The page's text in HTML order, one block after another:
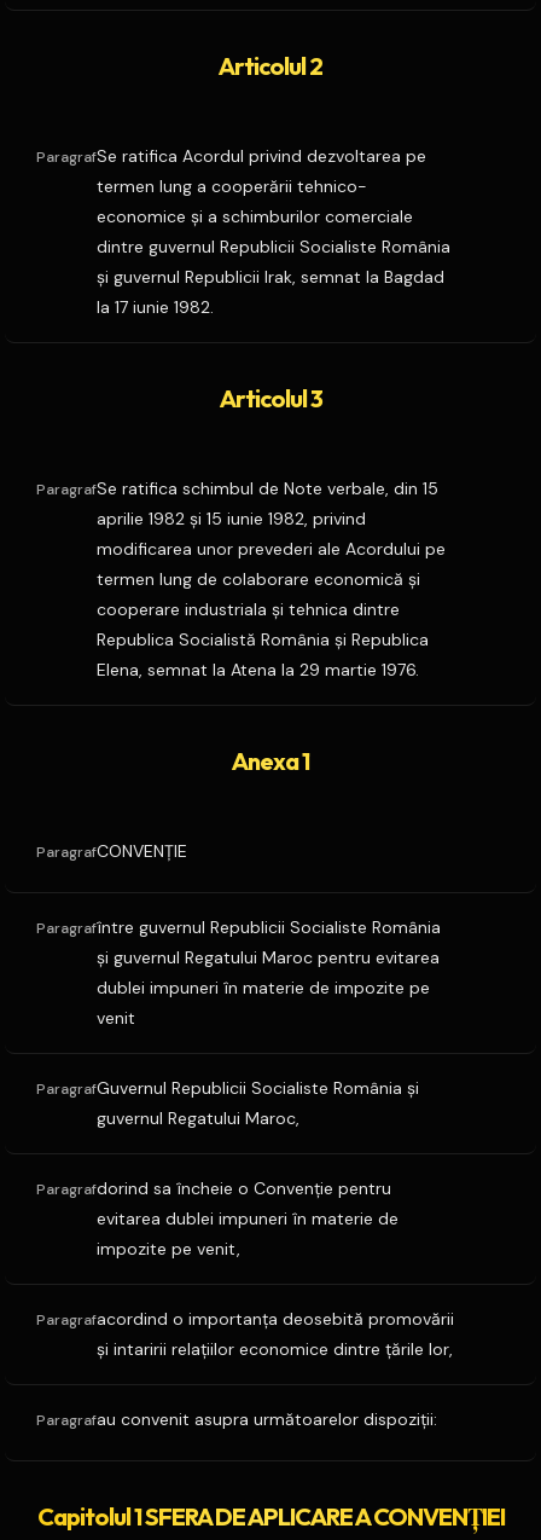
Articolul 2
ParagrafSe ratifica Acordul privind dezvoltarea pe
termen lung a cooperării tehnico-
economice şi a schimburilor comerciale
dintre guvernul Republicii Socialiste România
şi guvernul Republicii Irak, semnat la Bagdad
la 17 iunie 1982.
Articolul 3
ParagrafSe ratifica schimbul de Note verbale, din 15
aprilie 1982 şi 15 iunie 1982, privind
modificarea unor prevederi ale Acordului pe
termen lung de colaborare economică şi
cooperare industriala şi tehnica dintre
Republica Socialistă România şi Republica
Elena, semnat la Atena la 29 martie 1976.
Anexa 1
ParagrafCONVENŢIE
Paragrafîntre guvernul Republicii Socialiste România
şi guvernul Regatului Maroc pentru evitarea
dublei impuneri în materie de impozite pe
venit
ParagrafGuvernul Republicii Socialiste România şi
guvernul Regatului Maroc,
Paragrafdorind sa încheie o Convenţie pentru
evitarea dublei impuneri în materie de
impozite pe venit,
Paragrafacordind o importanţa deosebită promovării
şi intaririi relaţiilor economice dintre ţările lor,
Paragrafau convenit asupra următoarelor dispoziţii:
Capitolul 1 SFERA DE APLICARE A CONVENŢIEI